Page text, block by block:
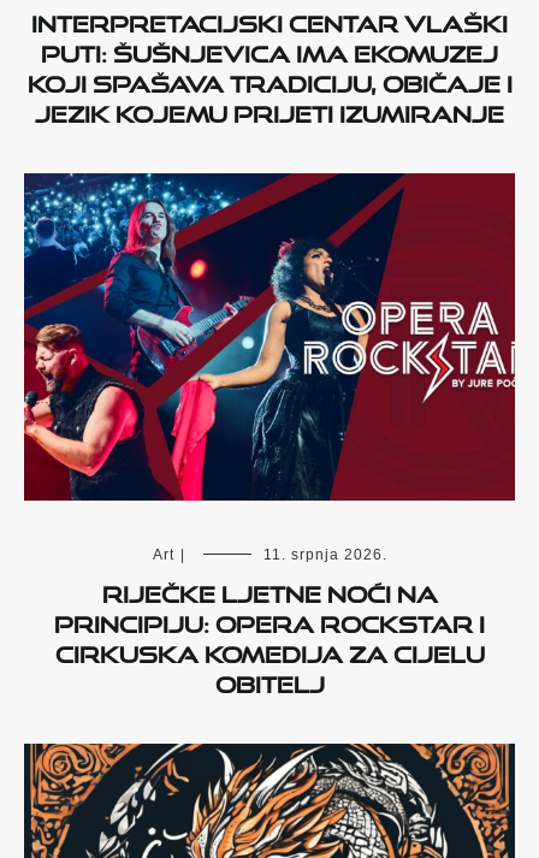
Interpretacijski centar Vlaški
puti: Šušnjevica ima ekomuzej
koji spašava tradiciju, običaje i
jezik kojemu prijeti izumiranje
Art 11. srpnja 2026.
Riječke ljetne noći na
Principiju: Opera Rockstar i
cirkuska komedija za cijelu
obitelj